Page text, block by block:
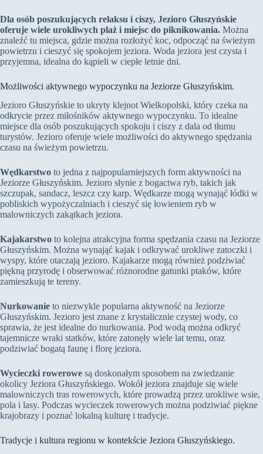
Dla osób poszukujących relaksu i ciszy, Jezioro Głuszyńskie
oferuje wiele urokliwych plaż i miejsc do piknikowania. Można
znaleźć tu miejsca, gdzie można rozłożyć koc, odpocząć na świeżym
powietrzu i cieszyć się spokojem jeziora. Woda jeziora jest czysta i
przyjemna, idealna do kąpieli w ciepłe letnie dni.
Możliwości aktywnego wypoczynku na Jeziorze Głuszyńskim.
Jezioro Głuszyńskie to ukryty klejnot Wielkopolski, który czeka na
odkrycie przez miłośników aktywnego wypoczynku. To idealne
miejsce dla osób poszukujących spokoju i ciszy z dala od tłumu
turystów. Jezioro oferuje wiele możliwości do aktywnego spędzania
czasu na świeżym powietrzu.
Wędkarstwo to jedna z najpopularniejszych form aktywności na
Jeziorze Głuszyńskim. Jezioro słynie z bogactwa ryb, takich jak
szczupak, sandacz, leszcz czy karp. Wędkarze mogą wynająć łódki w
pobliskich wypożyczalniach i cieszyć się łowieniem ryb w
malowniczych zakątkach jeziora.
Kajakarstwo to kolejna atrakcyjna forma spędzania czasu na Jeziorze
Głuszyńskim. Można wynająć kajak i odkrywać urokliwe zatoczki i
wyspy, które otaczają jezioro. Kajakarze mogą również podziwiać
piękną przyrodę i obserwować różnorodne gatunki ptaków, które
zamieszkują te tereny.
Nurkowanie to niezwykle popularna aktywność na Jeziorze
Głuszyńskim. Jezioro jest znane z krystalicznie czystej wody, co
sprawia, że jest idealne do nurkowania. Pod wodą można odkryć
tajemnicze wraki statków, które zatonęły wiele lat temu, oraz
podziwiać bogatą faunę i florę jeziora.
Wycieczki rowerowe są doskonałym sposobem na zwiedzanie
okolicy Jeziora Głuszyńskiego. Wokół jeziora znajduje się wiele
malowniczych tras rowerowych, które prowadzą przez urokliwe wsie,
pola i lasy. Podczas wycieczek rowerowych można podziwiać piękne
krajobrazy i poznać lokalną kulturę i tradycje.
Tradycje i kultura regionu w kontekście Jeziora Głuszyńskiego.